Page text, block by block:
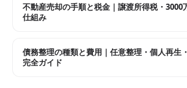
不動産売却の手順と税金｜譲渡所得税・3000
仕組み
債務整理の種類と費用｜任意整理・個人再生
完全ガイド